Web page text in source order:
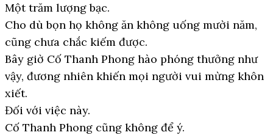
Một trăm lượng bạc.
Cho dù bọn họ không ăn không uống mười năm,
cũng chưa chắc kiếm được.
Bây giờ Cố Thanh Phong hào phóng thưởng như
vậy, đương nhiên khiến mọi người vui mừng khôn
xiết.
Đối với việc này.
Cố Thanh Phong cũng không để ý.